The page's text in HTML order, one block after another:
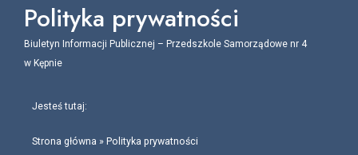
Polityka prywatności
Biuletyn Informacji Publicznej – Przedszkole Samorządowe nr 4
w Kępnie
Jesteś tutaj:
Strona główna » Polityka prywatności